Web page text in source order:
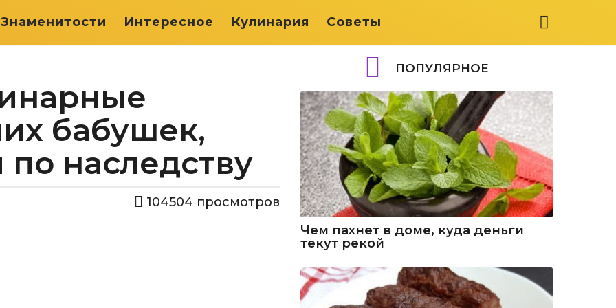
Знаменитости Интересное Кулинария Советы
бабушек,
наследству
104504 просмотров
ПОПУЛЯРНОЕ
Чем пахнет в доме, куда деньги
текут рекой